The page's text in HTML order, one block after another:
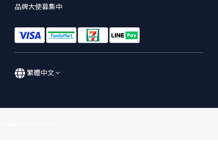
品牌大使募集中
繁體中文